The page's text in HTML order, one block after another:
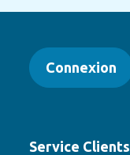
Connexion
Service Clients